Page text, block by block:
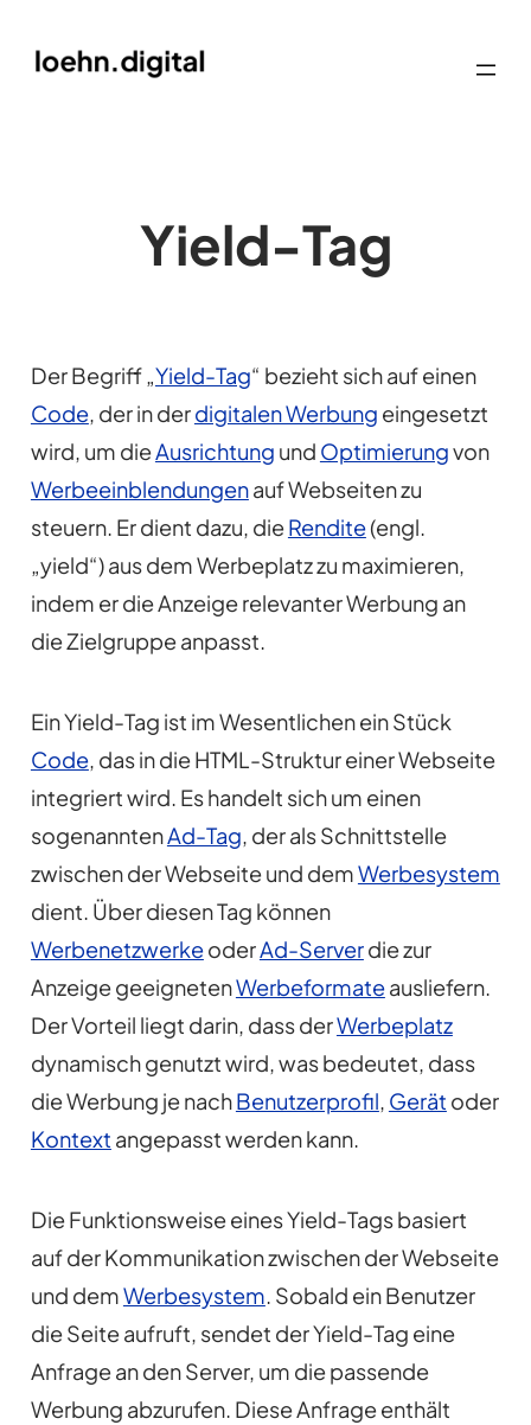
Yield-Tag
Der Begriff „Yield-Tag“ bezieht sich auf einen
Code, der in derdigitalen Werbung eingesetzt
wird, um dieAusrichtung und Optimierungvon
Werbeeinblendungenauf Webseiten zu
steuern. Er dient dazu, dieRendite(engl.
„yield“) aus dem Werbeplatz zu maximieren,
indem er die Anzeige relevanter Werbung an
die Zielgruppe anpasst.
Ein Yield-Tag ist im Wesentlichen ein Stück
Code, das in die HTML-Struktur einer Webseite
integriert wird. Es handelt sich um einen
sogenanntenAd-Tag, der als Schnittstelle
zwischen der Webseite und demWerbesystem
dient. Über diesen Tag können
WerbenetzwerkeoderAd-Serverdie zur
Anzeige geeignetenWerbeformateausliefern.
Der Vorteil liegt darin, dass derWerbeplatz
dynamisch genutzt wird, was bedeutet, dass
die Werbung je nachBenutzerprofil, Gerät oder
Kontext angepasst werden kann.
Die Funktionsweise eines Yield-Tags basiert
auf der Kommunikation zwischen der Webseite
und demWerbesystem. Sobald ein Benutzer
die Seite aufruft, sendet der Yield-Tag eine
Anfrage an den Server, um die passende
Werbung abzurufen. Diese Anfrage enthält